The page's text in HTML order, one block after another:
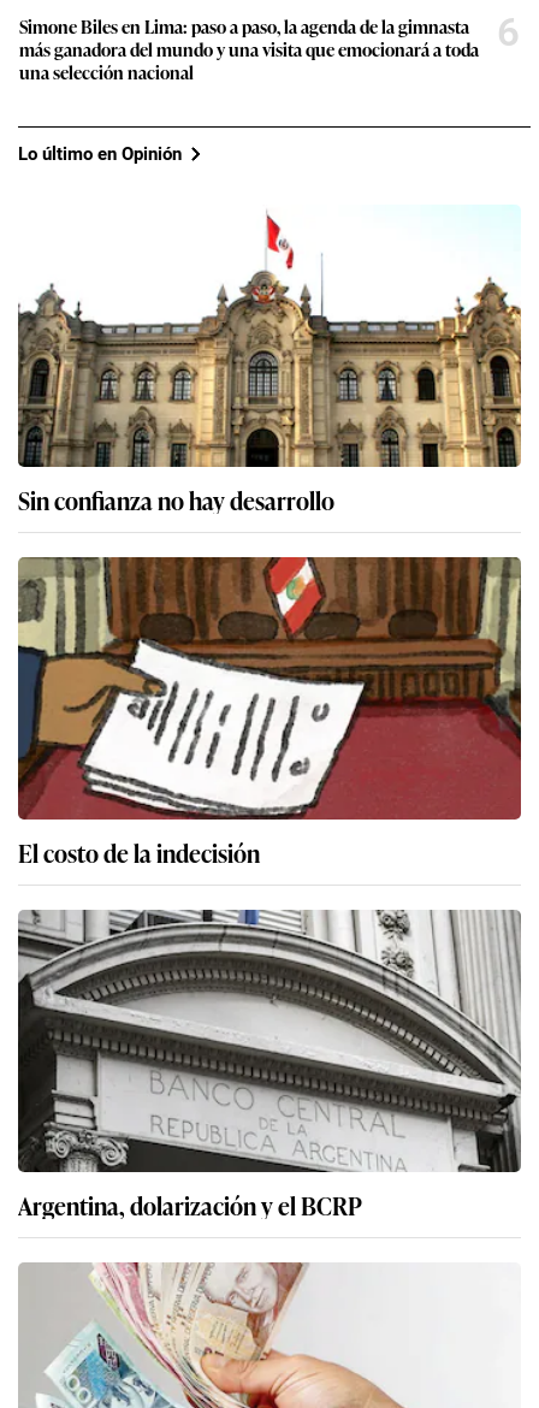
Simone Biles en Lima: paso a paso, la agenda de la gimnasta
más ganadora del mundo y una visita que emocionará a toda
una selección nacional
6
Lo último en Opinión
Sin confianza no hay desarrollo
El costo de la indecisión
Argentina, dolarización y el BCRP